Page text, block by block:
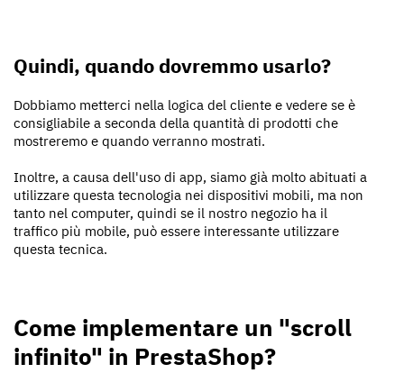
Quindi, quando dovremmo usarlo?
Dobbiamo metterci nella logica del cliente e vedere se è
consigliabile a seconda della quantità di prodotti che
mostreremo e quando verranno mostrati.
Inoltre, a causa dell'uso di app, siamo già molto abituati a
utilizzare questa tecnologia nei dispositivi mobili, ma non
tanto nel computer, quindi se il nostro negozio ha il
traffico più mobile, può essere interessante utilizzare
questa tecnica.
Come implementare un "scroll
infinito" in PrestaShop?